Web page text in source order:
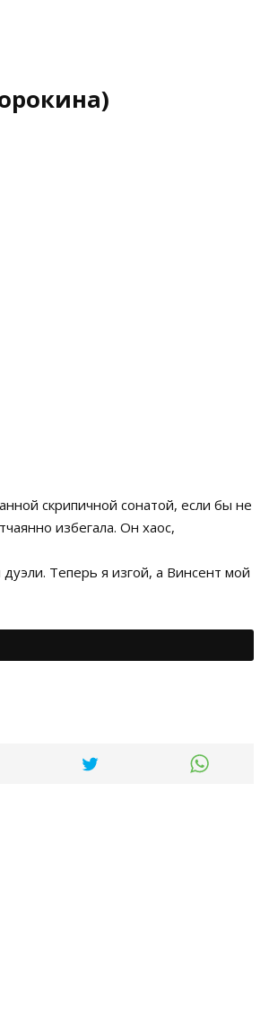
скрипичной сонатой, если бы не
избегала. Он хаос,
Теперь я изгой, а Винсент мой